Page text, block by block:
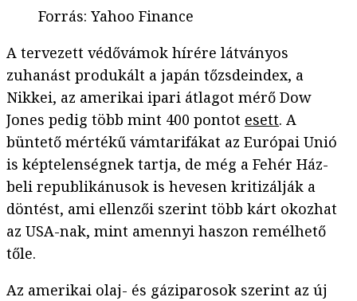
Forrás: Yahoo Finance
A tervezett védővámok hírére látványos
zuhanást produkált a japán tőzsdeindex, a
Nikkei, az amerikai ipari átlagot mérő Dow
Jones pedig több mint 400 pontot esett. A
büntető mértékű vámtarifákat az Európai Unió
is képtelenségnek tartja, de még a Fehér Ház-
beli republikánusok is hevesen kritizálják a
döntést, ami ellenzői szerint több kárt okozhat
az USA-nak, mint amennyi haszon remélhető
tőle.
Az amerikai olaj- és gáziparosok szerint az új